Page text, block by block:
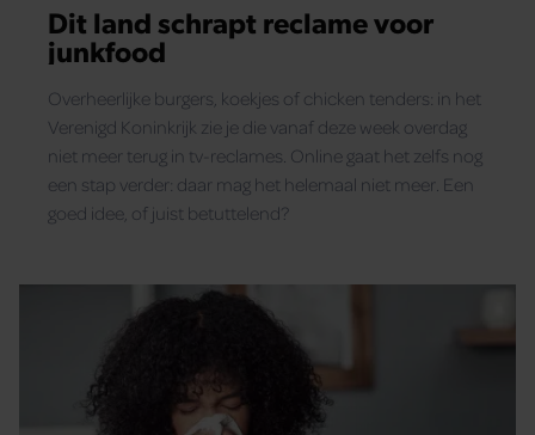
Dit land schrapt reclame voor
junkfood
Overheerlijke burgers, koekjes of chicken tenders: in het
Verenigd Koninkrijk zie je die vanaf deze week overdag
niet meer terug in tv-reclames. Online gaat het zelfs nog
een stap verder: daar mag het helemaal niet meer. Een
goed idee, of juist betuttelend?